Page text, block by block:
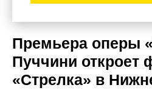
Премьера оперы
Пуччини откроет
«Стрелка» в